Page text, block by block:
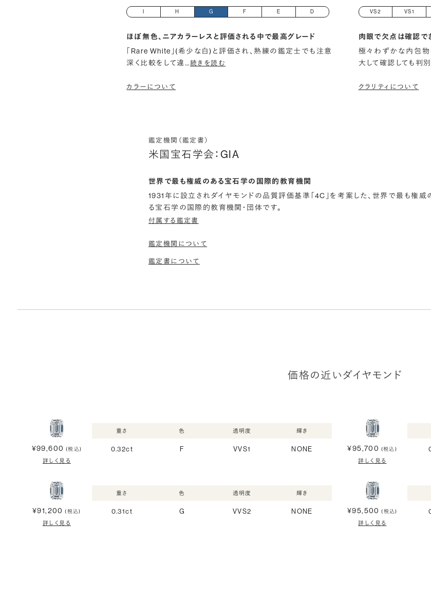
H G F E D
ほぼ無色、ニアカラーレスと評価される中で最高グレード
「Rare White」(希少な白)と評価され、熟練の鑑定士でも注意
深く比較をして違…続きを読む
カラーについて
VS2 VS1
肉眼で欠点は確認で
極々わずかな内包
大して確認しても判
クラリティについて
鑑定機関（鑑定書）
米国宝石学会：GIA
世界で最も権威のある宝石学の国際的教育機関
1931年に設立されダイヤモンドの品質評価基準「4C」を考案した、世界で最も権威
る宝石学の国際的教育機関・団体です。
付属する鑑定書
鑑定機関について
鑑定書について
価格の近いダイヤモンド
¥99,600 (税込)
詳しく見る
重さ
0.32ct
色
F
透明度
VVS1
輝き
NONE ¥95,700 (税込)
詳しく見る
¥91,200 (税込)
詳しく見る
重さ
0.31ct
色
G
透明度
VVS2
輝き
NONE ¥95,500 (税込)
詳しく見る